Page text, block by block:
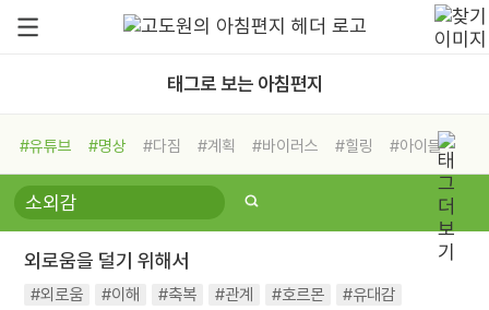
태그로 보는 아침편지
#유튜브 #명상 #다짐 #계획 #바이러스 #힐링
#아이들
#비전캠프
#독서캠프 #삶
#희망
#나눔 #친구 #링컨학교
#독서
#건강 #면역력
외로움을 덜기 위해서
#외로움 #이해 #축복 #관계 #호르몬
#유대감